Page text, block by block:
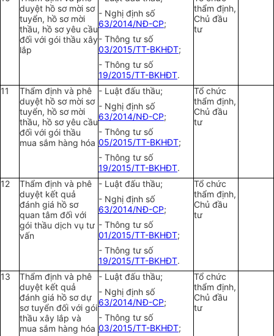
duyệt hồ sơ mời sơ
tuyển, hồ sơ mời
thầu, hồ sơ yêu cầu
đối với gói thầu xây
lắp
- Nghị định số
63/2014/NĐ-CP;
- Thông tư số
03/2015/TT-BKHĐT;
- Thông tư số
19/2015/TT-BKHĐT.
thẩm định,
Chủ đầu
tư
11
Thẩm định và phê
duyệt hồ sơ mời sơ
tuyển, hồ sơ mời
thầu, hồ sơ yêu cầu
đối với gói thầu
mua sắm hàng hóa
- Luật đấu thầu;
- Nghị định số
63/2014/NĐ-CP;
- Thông tư số
05/2015/TT-BKHĐT;
- Thông tư số
19/2015/TT-BKHĐT.
Tổ chức
thẩm định,
Chủ đầu
tư
12
Thẩm định và phê
duyệt kết quả
đánh giá hồ sơ
quan tâm đối với
gói thầu dịch vụ tư
vấn
- Luật đấu thầu;
- Nghị định số
63/2014/NĐ-CP;
- Thông tư số
01/2015/TT-BKHĐT;
- Thông tư số
19/2015/TT-BKHĐT.
Tổ chức
thẩm định,
Chủ đầu
tư
13
Thẩm định và phê
duyệt kết quả
đánh giá hồ sơ dự
sơ tuyển đối với gói
thầu xây lắp và
mua sắm hàng hóa
- Luật đấu thầu;
- Nghị định số
63/2014/NĐ-CP;
- Thông tư số
03/2015/TT-BKHĐT;
Tổ chức
thẩm định,
Chủ đầu
tư